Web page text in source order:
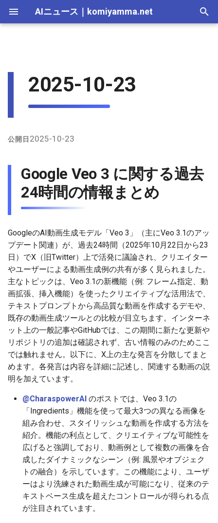
AIニュース komiyamma.net
a
l
s
e
a
r
h
2026-07-16
2026-07-12
2026-07-10
2026-07-09
2026-07-08
2026-07-07
2026-07-06
2026-07-05
2026-07-03
2026-07-02
2026-07-01
2026-06-30
2026-06-29
AI 総合｜2025年 2025-12-30
2025-12-26
2025-12-24
2025-12-23
2025-12-22
2025-12-21
2025-12-20
2025-12-19
2025-12-17
2025-12-16
2025-12-15
2025-12-14
2025-12-13
2026-07-16
2026-07-12
2026-07-10
2026-07-09
2026-07-08
2026-07-07
2026-07-06
2026-07-05
2026-07-03
2026-07-02
2026-07-01
2026-06-30
2026-06-29
生成AI｜2025年 2025-12-30
2025-12-26
2025-12-24
2025-12-23
2025-12-22
2025-12-21
2025-12-20
2025-12-19
2025-12-17
2025-12-16
2025-12-15
2025-12-14
2025-12-13
2026-07-05
2026-05-31
2026-05-17
2026-05-10
2026-05-03
2026-04-26
2026-04-19
2026-04-15
2026-07-10
2026-06-12
2026-07-05
2026-06-07
2026-05-24
2026-05-17
2026-05-10
2026-05-03
2026-04-26
2026-04-19
2026-04-05
2026-03-29
2026-03-22
2026-03-15
2026-03-08
エディタ－｜2025年 2025-12-21
2025-11-30
2025-11-16
2025-11-09
2025-11-02
2025-10-26
2025-10-19
2025-10-12
2025-10-02
2025-09-28
2025-09-24
2025-09-21
2025-09-19
2026-07-05
2026-06-07
2026-05-24
2026-05-17
2026-05-10
2026-05-03
2026-04-26
2026-04-19
2026-04-05
2026-03-29
2026-03-22
2026-03-15
2026-03-08
2026-07-05
2026-06-07
2026-05-24
2026-05-17
2026-05-10
2026-05-03
2026-04-26
2026-04-19
2026-04-05
2026-03-29
2026-03-22
2026-03-15
2026-03-08
MCP｜2025年 2025-12-21
2025-11-23
2025-11-09
2025-11-02
2025-10-26
2025-10-19
2025-10-12
2025-10-05
2026-07-16
2026-07-12
2026-07-10
2026-07-09
2026-07-08
2026-07-07
2026-07-05
2026-07-04
2026-07-02
2026-07-01
2026-06-30
2026-06-29
2026-06-28
Nano Banana｜2025年 2025-12-30
2025-12-26
2025-12-24
2025-12-23
2025-12-22
2025-12-21
2025-12-20
2025-12-19
2025-12-17
2025-12-16
2025-12-15
2025-12-14
2025-12-13
2026-07-05
2026-06-07
2026-05-24
2026-05-17
2026-05-10
2026-05-03
2026-04-26
2026-04-19
2026-04-05
2026-03-29
2026-03-22
2026-03-15
2026-03-08
Adobe Firefly｜2025年 2025-12-21
2025-11-23
2025-11-09
2025-11-02
2025-10-26
2025-10-19
2025-10-12
2025-10-05
2025-09-27
2025-09-23
2026-07-05
2026-06-14
2026-07-05
2026-06-07
2026-05-10
2026-05-03
2026-04-26
2026-04-19
2026-04-12
2026-04-07
2026-03-29
2026-03-22
2026-03-15
2026-03-08
2026-03-01
2026-07-16
2026-07-14
2026-07-12
2026-07-11
2026-07-09
2026-07-08
2026-07-07
2026-07-06
2026-07-05
2026-07-04
2026-07-03
2026-07-02
2026-07-01
2026-06-30
2026-06-28
2026-06-26
24時間の情報まとめ
2026-07-05
2026-06-07
2026-05-24
2026-05-17
2026-05-10
2026-05-03
2026-04-26
2026-04-19
2026-04-05
2026-03-29
2026-03-22
2026-03-15
2026-03-08
Suno｜2025年 2025-12-21
2026-07-15
2026-07-11
2026-07-09
2026-07-08
2026-07-07
2026-07-06
2026-07-05
2026-07-04
2026-07-02
2026-07-01
2026-06-30
2026-06-29
2026-06-28
2026-07-04
2026-06-10
2026-05-30
2026-05-23
2026-05-19
2026-05-18
2026-07-04
2026-06-06
2026-05-23
2026-05-19
2026-07-15
2026-07-11
2026-07-08
2026-07-07
2026-07-06
2026-07-05
2026-07-04
2026-07-02
2026-06-30
2026-06-29
2026-06-28
2026-06-25
2026-06-24
2026-07-05
2026-06-07
2026-05-24
2026-05-17
2026-05-10
2026-05-03
2026-04-26
2026-04-19
2026-04-05
2026-03-30
2025-10-23
公開日 2025-10-23
Google Veo 3 に関する過去
24時間の情報まとめ
GoogleのAI動画生成モデル「Veo 3」（主にVeo 3.1のアッ
プデート関連）が、過去24時間（2025年10月22日から23
日）でX（旧Twitter）上で活発に議論され、クリエイター
やユーザーによる動画生成例の共有が多く見られました。
主なトピックは、Veo 3.1の新機能（例: フレーム指定、動
画拡張、挿入機能）を使ったクリエイティブな活用法で、
テキストプロンプトから高品質な動画を作成するデモや、
既存の動画生成ツールとの比較が目立ちます。インターネ
ット上の一般記事やGitHubでは、この期間に新たな更新や
リポジトリの追加は確認されず、古い情報のみのためここ
では触れません。以下に、X上の主な発言を分散してまと
めます。各発言は内容を詳細に記述し、関連する動画の説
明を加えています。
@CharaspowerAI のポストでは、Veo 3.1の
「Ingredients」機能を使って最大3つの異なる画像を
組み合わせ、スタイリッシュな動画を作成する方法を
紹介。機能の利点として、クリエイティブな可能性を
広げると強調しており、動画例として複数の画像を合
成したダイナミックなシーン（例: 風景やオブジェク
トの融合）を示しています。この機能により、ユーザ
ーはより洗練された動画生成が可能になり、従来のテ
キストベース生成を超えたコントロールが得られる点
が注目されています。